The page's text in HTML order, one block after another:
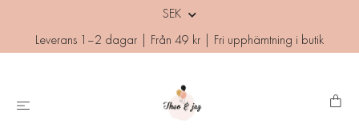
SEK
Leverans 1–2 dagar | Från 49 kr | Fri upphämtning i butik